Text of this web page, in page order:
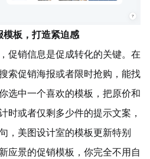
模板，打造紧迫感
销信息是促成转化的关键。在
索促销海报或者限时抢购，能找
选中一个喜欢的模板，把原价和
时或者仅剩多少件的提示文案，
，美图设计室的模板更新特别
应景的促销模板，你完全不用自